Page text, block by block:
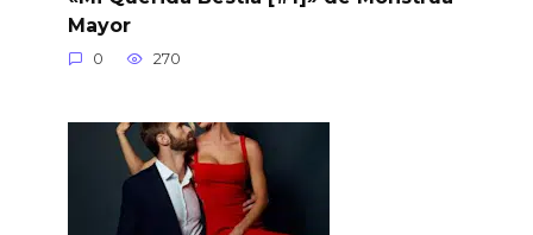
Mayor
0 270